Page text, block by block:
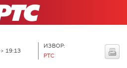
19:13
ИЗВОР:
РТС